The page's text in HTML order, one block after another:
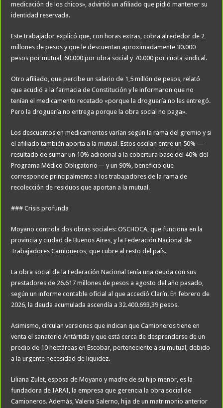
medicación de los chicos», advirtió un afiliado que pidió mantener su
identidad reservada.
Este trabajador explicó que, con horas extras, cobra alrededor de 2
millones de pesos y que le descuentan aproximadamente 30.000
pesos por mutual, 60.000 por obra social y 70.000 por cuota sindical.
Otro afiliado, que percibe un salario de 1,5 millón de pesos, relató
que acudió a la farmacia de Constitución y le informaron que no
tenían el medicamento recetado «porque la droguería no les entregó.
Pero la droguería no entrega porque la obra social no paga».
Los descuentos en medicamentos varían según la rama del gremio y si
el afiliado también aporta a la mutual. Estos oscilan entre un 50% —
resultado de sumar un 10% adicional a la cobertura base del 40% del
Programa Médico Obligatorio— y un 90%, beneficio que
corresponde principalmente a los trabajadores de la rama de
recolección de residuos que aportan a la mutual.
### Crisis profunda
Moyano controla dos obras sociales: OSCHOCA, que funciona en la
provincia y ciudad de Buenos Aires, y la Federación Nacional de
Trabajadores Camioneros, que cubre al resto del país.
La obra social de la Federación Nacional tenía una deuda con sus
prestadores de 26.617 millones de pesos a agosto del año pasado,
según un informe contable oficial al que accedió Clarín. En febrero de
2026, la deuda acumulada ascendía a 32.400.693,39 pesos.
Asimismo, circulan versiones que indican que Camioneros tiene en
venta el sanatorio Antártida y que está cerca de desprenderse de un
predio de 10 hectáreas en Escobar, perteneciente a su mutual, debido
a la urgente necesidad de liquidez.
Liliana Zulet, esposa de Moyano y madre de su hijo menor, es la
fundadora de IARAI, la empresa que gerencia la obra social de
Camioneros. Además, Valeria Salerno, hija de un matrimonio anterior